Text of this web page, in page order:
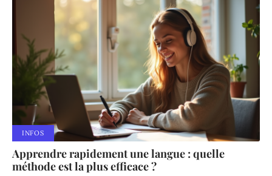
INFOS
Apprendre rapidement une langue : quelle
méthode est la plus efficace ?